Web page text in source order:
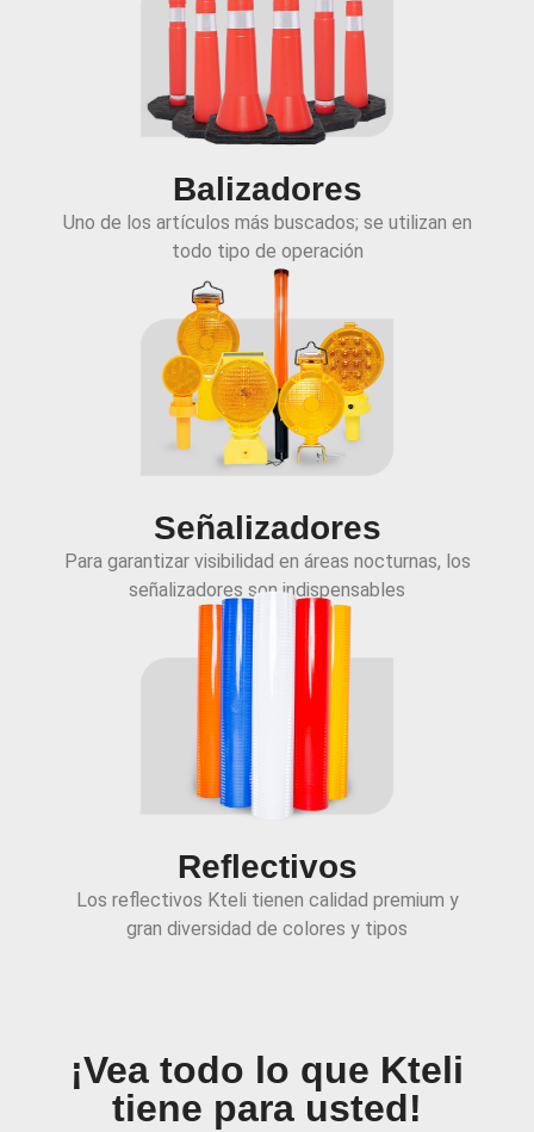
Balizadores
Uno de los artículos más buscados; se utilizan en
todo tipo de operación
Señalizadores
Para garantizar visibilidad en áreas nocturnas, los
señalizadores son indispensables
Reflectivos
Los reflectivos Kteli tienen calidad premium y
gran diversidad de colores y tipos
¡Vea todo lo que Kteli
tiene para usted!